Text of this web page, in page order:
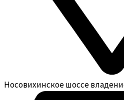
Носовихинское шоссе